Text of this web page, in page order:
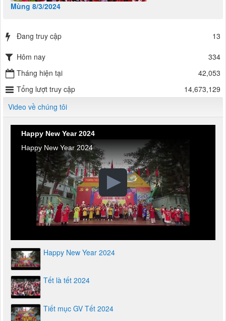
Mùng 8/3/2024
Đang truy cập 13
Hôm nay
334
Tháng hiện tại
42,053
Tổng lượt truy cập
14,673,129
Video về chúng tôi
Happy New Year 2024
Happy New Year 2024
Happy New Year 2024
Tết là tết 2024
Tiết mục GV Tết 2024